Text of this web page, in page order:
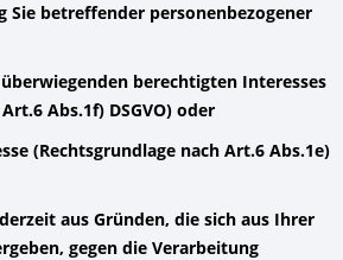
Sie betreffender personenbezogener
berechtigten Interesses
Abs.1f) DSGVO) oder
(Rechtsgrundlage nach Art.6 Abs.1e)
aus Gründen, die sich aus Ihrer
gegen die Verarbeitung